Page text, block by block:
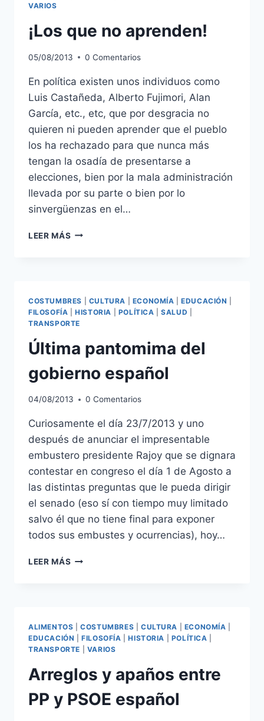
VARIOS
¡Los que no aprenden!
05/08/2013 0 Comentarios
En política existen unos individuos como
Luis Castañeda, Alberto Fujimori, Alan
García, etc., etc, que por desgracia no
quieren ni pueden aprender que el pueblo
los ha rechazado para que nunca más
tengan la osadía de presentarse a
elecciones, bien por la mala administración
llevada por su parte o bien por lo
sinvergüenzas en el…
LEER MÁS ¡LOS
COSTUMBRES CULTURA ECONOMÍA |EDUCACIÓN
FILOSOFÍA |HISTORIA POLÍTICA |SALUD
TRANSPORTE
Última pantomima del
gobierno español
04/08/2013 0 Comentarios
Curiosamente el día 23/7/2013 y uno
después de anunciar el impresentable
embustero presidente Rajoy que se dignara
contestar en congreso el día 1 de Agosto a
las distintas preguntas que le pueda dirigir
el senado (eso sí con tiempo muy limitado
salvo él que no tiene final para exponer
todos sus embustes y ocurrencias), hoy…
LEER MÁS ÚLTIMA
ALIMENTOS |COSTUMBRES CULTURA ECONOMÍA
EDUCACIÓN |FILOSOFÍA |HISTORIA POLÍTICA
TRANSPORTE
VARIOS
Arreglos y apaños entre
PP y PSOE español